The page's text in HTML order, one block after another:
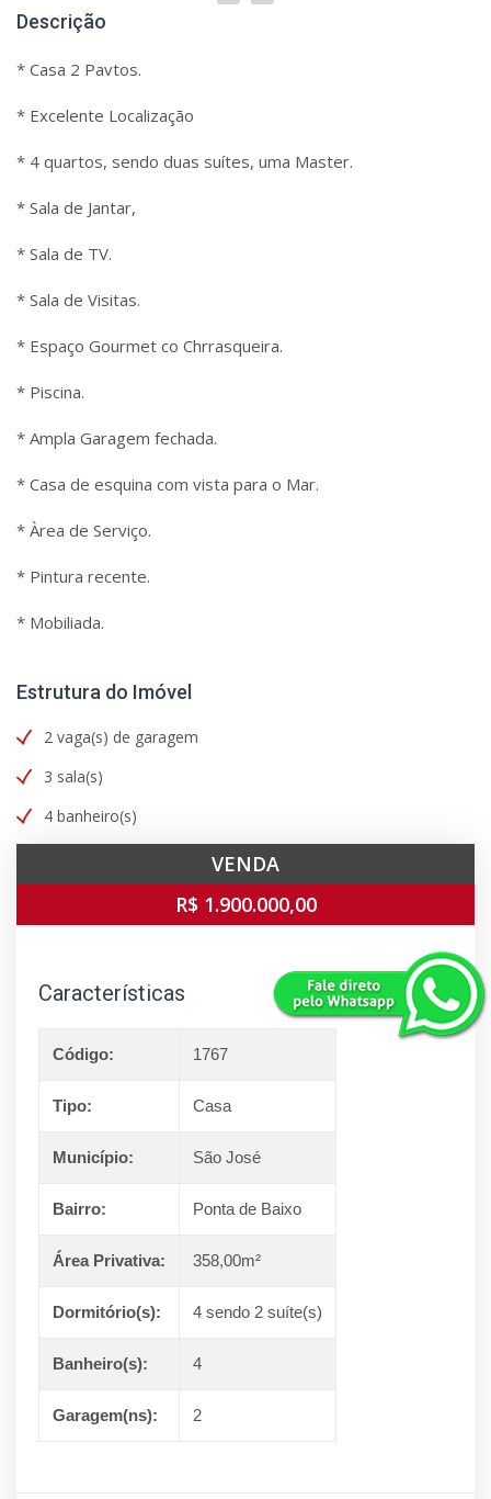
Descrição
* Casa 2 Pavtos.
* Excelente Localização
* 4 quartos, sendo duas suítes, uma Master.
* Sala de Jantar,
* Sala de TV.
* Sala de Visitas.
* Espaço Gourmet co Chrrasqueira.
* Piscina.
* Ampla Garagem fechada.
* Casa de esquina com vista para o Mar.
* Àrea de Serviço.
* Pintura recente.
* Mobiliada.
Estrutura do Imóvel
2 vaga(s) de garagem
3 sala(s)
4 banheiro(s)
VENDA
R$ 1.900.000,00
Características
Código: 1767
Tipo: Casa
Município: São José
Bairro: Ponta de Baixo
Área Privativa: 358,00m²
Dormitório(s): 4 sendo 2 suíte(s)
Banheiro(s): 4
Garagem(ns): 2